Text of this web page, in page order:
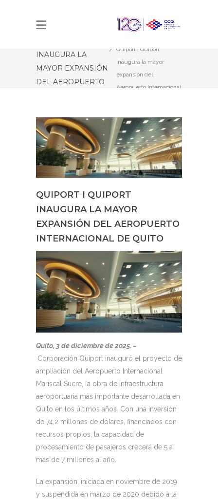
QUIPORT I
INAUGURA LA
MAYOR EXPANSIÓN
DEL AEROPUERTO
Quiport I Quiport
inaugura la mayor
expansión del
Aeropuerto Internacional
QUIPORT I QUIPORT
INAUGURA LA MAYOR
EXPANSIÓN DEL AEROPUERTO
INTERNACIONAL DE QUITO
Quito, 3 de diciembre de 2025. –
Corporación Quiport inauguró el proyecto de
ampliación del Aeropuerto Internacional
Mariscal Sucre, la obra de infraestructura
aeroportuaria más importante desarrollada en
Quito en los últimos años. Con una inversión
de 74,2 millones de dólares, financiados con
recursos propios, la capacidad de
procesamiento de pasajeros crecerá de 5 a
más de 7 millones al año.
La expansión, iniciada en noviembre de 2019
y suspendida en marzo de 2020 debido a la